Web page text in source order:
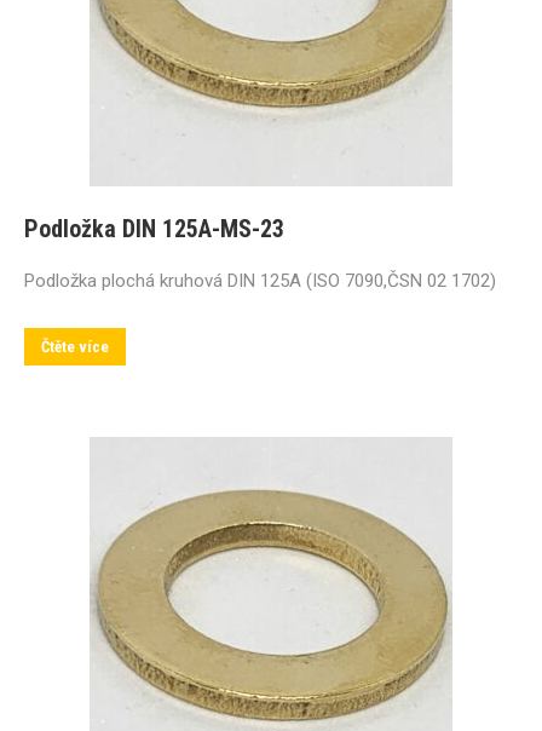
Podložka DIN 125A-MS-23
Podložka plochá kruhová DIN 125A (ISO 7090,ČSN 02 1702)
Čtěte více